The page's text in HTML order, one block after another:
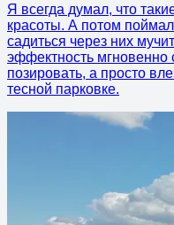
Я всегда думал, что
красоты. А потом
садиться через них
эффектность мгновенно
позировать, а просто
тесной парковке.